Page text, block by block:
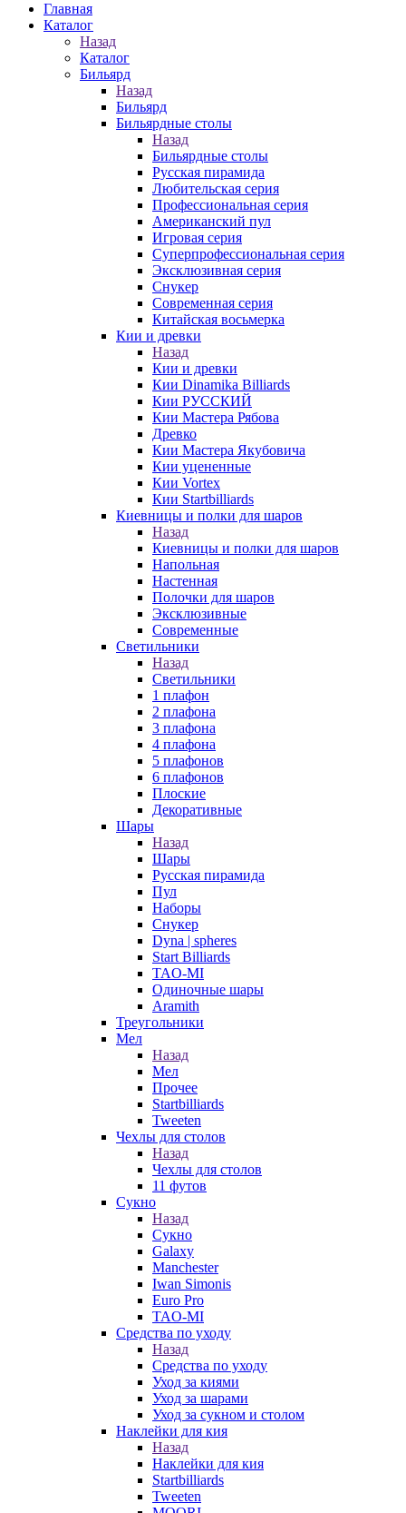
Главная
Каталог
Назад
Каталог
Бильярд
Назад
Бильярд
Бильярдные столы
Назад
Бильярдные столы
Русская пирамида
Любительская серия
Профессиональная серия
Американский пул
Игровая серия
Суперпрофессиональная серия
Эксклюзивная серия
Снукер
Современная серия
Китайская восьмерка
Кии и древки
Назад
Кии и древки
Кии Dinamika Billiards
Кии РУССКИЙ
Кии Мастера Рябова
Древко
Кии Мастера Якубовича
Кии уцененные
Кии Vortex
Кии Startbilliards
Киевницы и полки для шаров
Назад
Киевницы и полки для шаров
Напольная
Настенная
Полочки для шаров
Эксклюзивные
Современные
Светильники
Назад
Светильники
1 плафон
2 плафона
3 плафона
4 плафона
5 плафонов
6 плафонов
Плоские
Декоративные
Шары
Назад
Шары
Русская пирамида
Пул
Наборы
Снукер
Dyna | spheres
Start Billiards
TAO-MI
Одиночные шары
Aramith
Треугольники
Мел
Назад
Мел
Прочее
Startbilliards
Tweeten
Чехлы для столов
Назад
Чехлы для столов
11 футов
Сукно
Назад
Сукно
Galaxy
Manchester
Iwan Simonis
Euro Pro
TAO-MI
Средства по уходу
Назад
Средства по уходу
Уход за киями
Уход за шарами
Уход за сукном и столом
Наклейки для кия
Назад
Наклейки для кия
Startbilliards
Tweeten